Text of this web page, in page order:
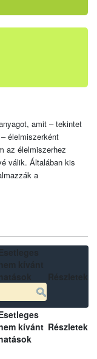
amit – tekintet
élelmiszerként
az élelmiszerhez
válik. Általában kis
a
kívánt Részletek